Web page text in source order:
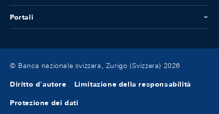
Portali
© Banca nazionale svizzera, Zurigo (Svizzera) 2026
Diritto d'autore Limitazione della responsabilità
Protezione dei dati